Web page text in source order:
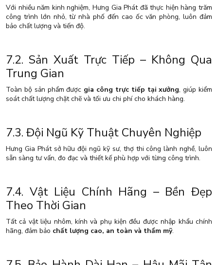
Với nhiều năm kinh nghiệm, Hưng Gia Phát đã thực hiện hàng trăm
công trình lớn nhỏ, từ nhà phố đến cao ốc văn phòng, luôn đảm
bảo chất lượng và tiến độ.
7.2. Sản Xuất Trực Tiếp – Không Qua
Trung Gian
Toàn bộ sản phẩm được gia công trực tiếp tại xưởng, giúp kiểm
soát chất lượng chặt chẽ và tối ưu chi phí cho khách hàng.
7.3. Đội Ngũ Kỹ Thuật Chuyên Nghiệp
Hưng Gia Phát sở hữu đội ngũ kỹ sư, thợ thi công lành nghề, luôn
sẵn sàng tư vấn, đo đạc và thiết kế phù hợp với từng công trình.
7.4. Vật Liệu Chính Hãng – Bền Đẹp
Theo Thời Gian
Tất cả vật liệu nhôm, kính và phụ kiện đều được nhập khẩu chính
hãng, đảm bảo chất lượng cao, an toàn và thẩm mỹ.